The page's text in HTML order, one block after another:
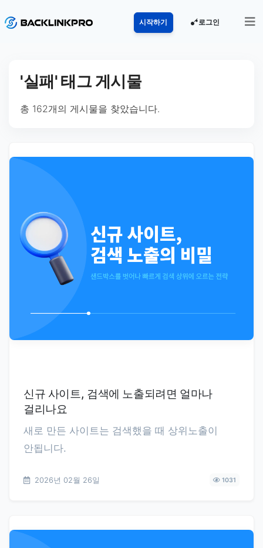
시작하기 로그인
'실패' 태그 게시물
총 162개의 게시물을 찾았습니다.
신규 사이트, 검색에 노출되려면 얼마나
걸리나요
새로 만든 사이트는 검색했을 때 상위노출이
안됩니다.
2026년 02월 26일 1031